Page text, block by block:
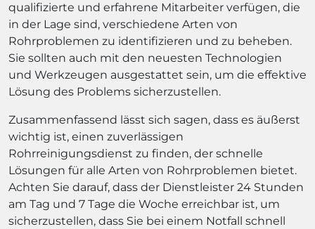
qualifizierte und erfahrene Mitarbeiter verfügen, die
in der Lage sind, verschiedene Arten von
Rohrproblemen zu identifizieren und zu beheben.
Sie sollten auch mit den neuesten Technologien
und Werkzeugen ausgestattet sein, um die effektive
Lösung des Problems sicherzustellen.
Zusammenfassend lässt sich sagen, dass es äußerst
wichtig ist, einen zuverlässigen
Rohrreinigungsdienst zu finden, der schnelle
Lösungen für alle Arten von Rohrproblemen bietet.
Achten Sie darauf, dass der Dienstleister 24 Stunden
am Tag und 7 Tage die Woche erreichbar ist, um
sicherzustellen, dass Sie bei einem Notfall schnell